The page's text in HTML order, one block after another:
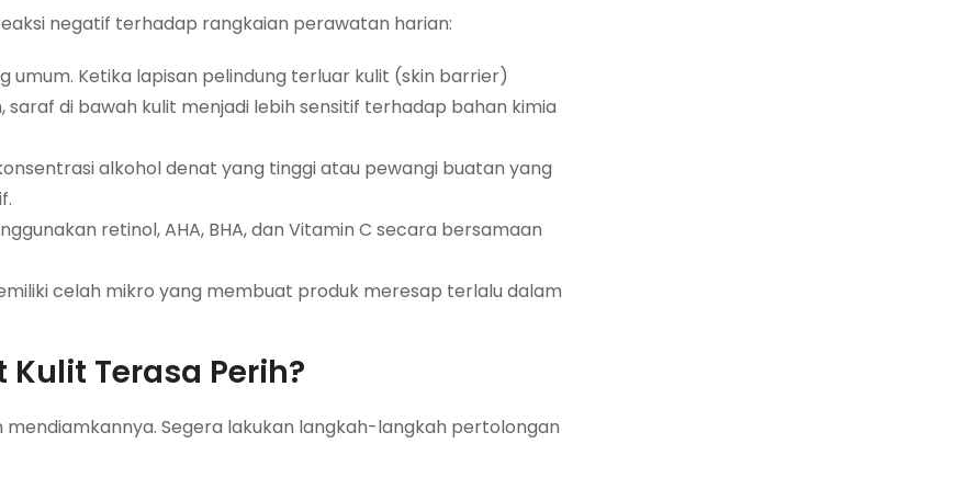
negatif terhadap rangkaian perawatan harian:
umum. Ketika lapisan pelindung terluar kulit (skin barrier)
di bawah kulit menjadi lebih sensitif terhadap bahan kimia
alkohol denat yang tinggi atau pewangi buatan yang
retinol, AHA, BHA, dan Vitamin C secara bersamaan
celah mikro yang membuat produk meresap terlalu dalam
Terasa Perih?
Segera lakukan langkah-langkah pertolongan